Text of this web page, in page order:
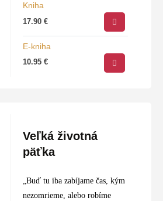
príručku. Preto Jim Kwik,
najznámejší tréner mozgu,
prichádza s knihou o tom, ako
Kniha
17.90€
E-kniha
10.95€
Veľká životná
päťka
„Buď tu iba zabíjame čas, kým
nezomrieme, alebo robíme